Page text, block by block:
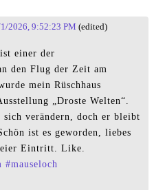
2026, 9:52:23 PM (edited)
einer der
den Flug der Zeit am
mein Rüschhaus
„Droste Welten“.
verändern, doch er bleibt
ist es geworden, liebes
Eintritt. Like.
#mauseloch